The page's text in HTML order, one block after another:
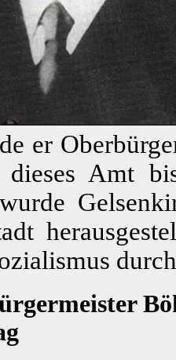
er
Amt